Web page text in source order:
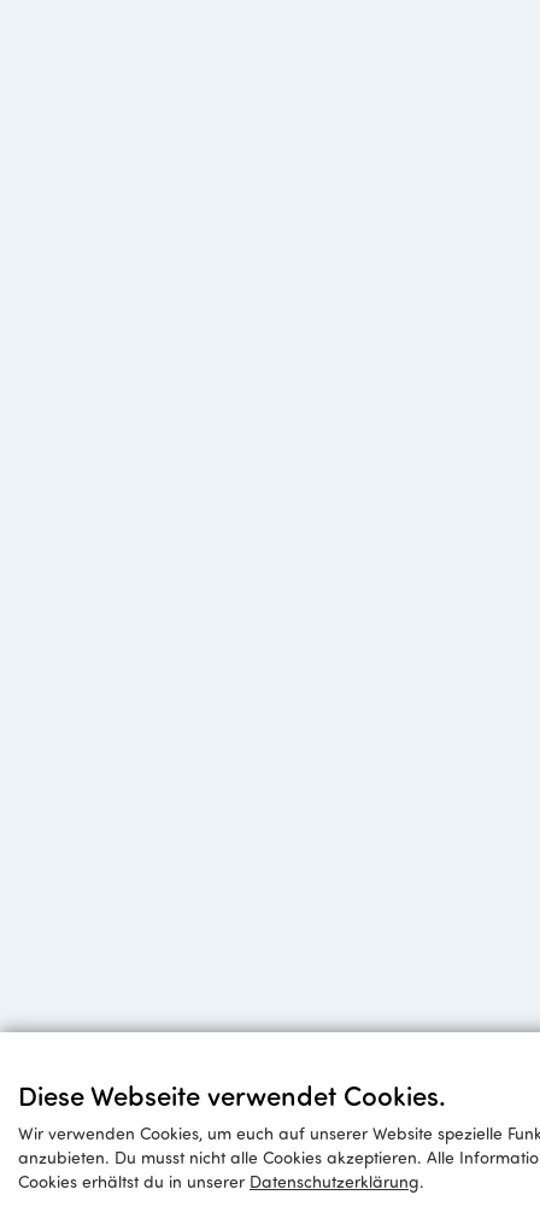
Diese Webseite verwendet Cookies.
Wir verwenden Cookies, um euch auf unserer Website spezielle
anzubieten. Du musst nicht alle Cookies akzeptieren. Alle
Cookies erhältst du in unserer Datenschutzerklärung.